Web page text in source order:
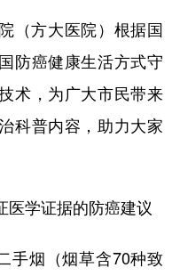
方大医院）根据国
防癌健康生活方式守
术，为广大市民带来
科普内容，助力大家
医学证据的防癌建议
烟（烟草含70种致